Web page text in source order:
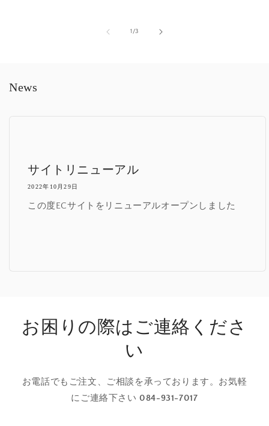
1/の
3
News
サイトリニューアル
2022年10月29日
この度ECサイトをリニューアルオープンしました
お困りの際はご連絡くださ
い
お電話でもご注文、ご相談を承っております。お気軽
にご連絡下さい084-931-7017